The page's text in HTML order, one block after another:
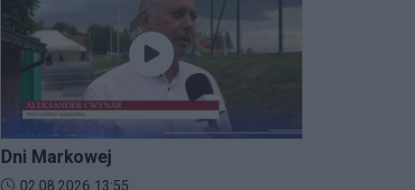
Dni Markowej
Data dodania materiału wideo:
02.08.2026 13:55